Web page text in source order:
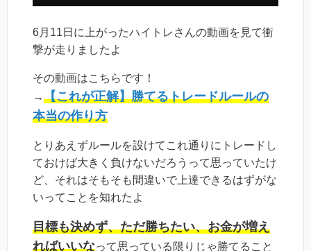
6月11日に上がったハイトレさんの動画を見て衝
撃が走りましたよ
その動画はこちらです！
→【これが正解】勝てるトレードルールの
本当の作り方
とりあえずルールを設けてこれ通りにトレードし
ておけば大きく負けないだろうって思っていたけ
ど、それはそもそも間違いで上達できるはずがな
いってことを知れたよ
目標も決めず、ただ勝ちたい、お金が増え
ればいいなって思っている限りじゃ勝てること